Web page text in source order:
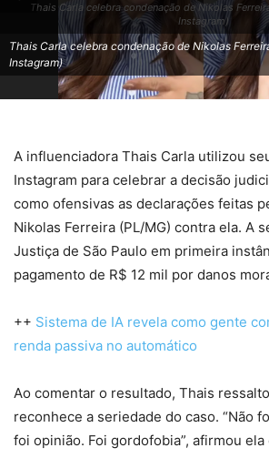
Thais Carla celebra condenação de Nikolas
Instagram)
Thais Carla celebra condenação de Nikolas
Instagram)
A influenciadora Thais Carla utilizou
Instagram para celebrar a decisão
como ofensivas as declarações feitas
Nikolas Ferreira (PL/MG) contra ela. A
Justiça de São Paulo em primeira
pagamento de R$ 12 mil por danos
++ Sistema de IA revela como gente
renda passiva no automático
Ao comentar o resultado, Thais
reconhece a seriedade do caso. “Não
foi opinião. Foi gordofobia”, afirmou